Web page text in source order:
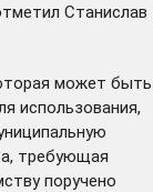
Станислав
может быть
использования,
требующая
поручено